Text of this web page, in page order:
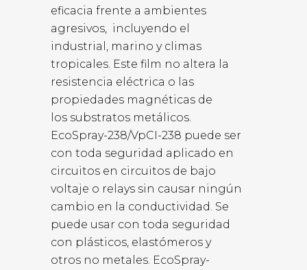
eficacia frente a ambientes
agresivos, incluyendo el
industrial, marino y climas
tropicales. Este film no altera la
resistencia eléctrica o las
propiedades magnéticas de
los substratos metálicos.
EcoSpray-238/VpCI-238 puede ser
con toda seguridad aplicado en
circuitos en circuitos de bajo
voltaje o relays sin causar ningún
cambio en la conductividad. Se
puede usar con toda seguridad
con plásticos, elastómeros y
otros no metales. EcoSpray-